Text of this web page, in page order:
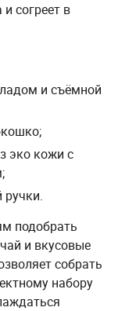
согреет в
и съёмной
эко кожи с
ручки.
подобрать
и вкусовые
собрать
набору